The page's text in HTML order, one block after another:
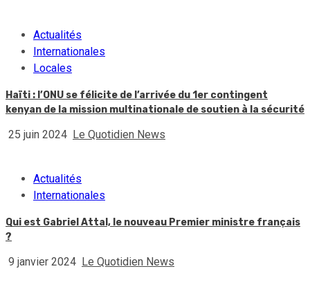
Actualités
Internationales
Locales
Haïti : l’ONU se félicite de l’arrivée du 1er contingent
kenyan de la mission multinationale de soutien à la sécurité
25 juin 2024 Le Quotidien News
Actualités
Internationales
Qui est Gabriel Attal, le nouveau Premier ministre français
?
9 janvier 2024 Le Quotidien News